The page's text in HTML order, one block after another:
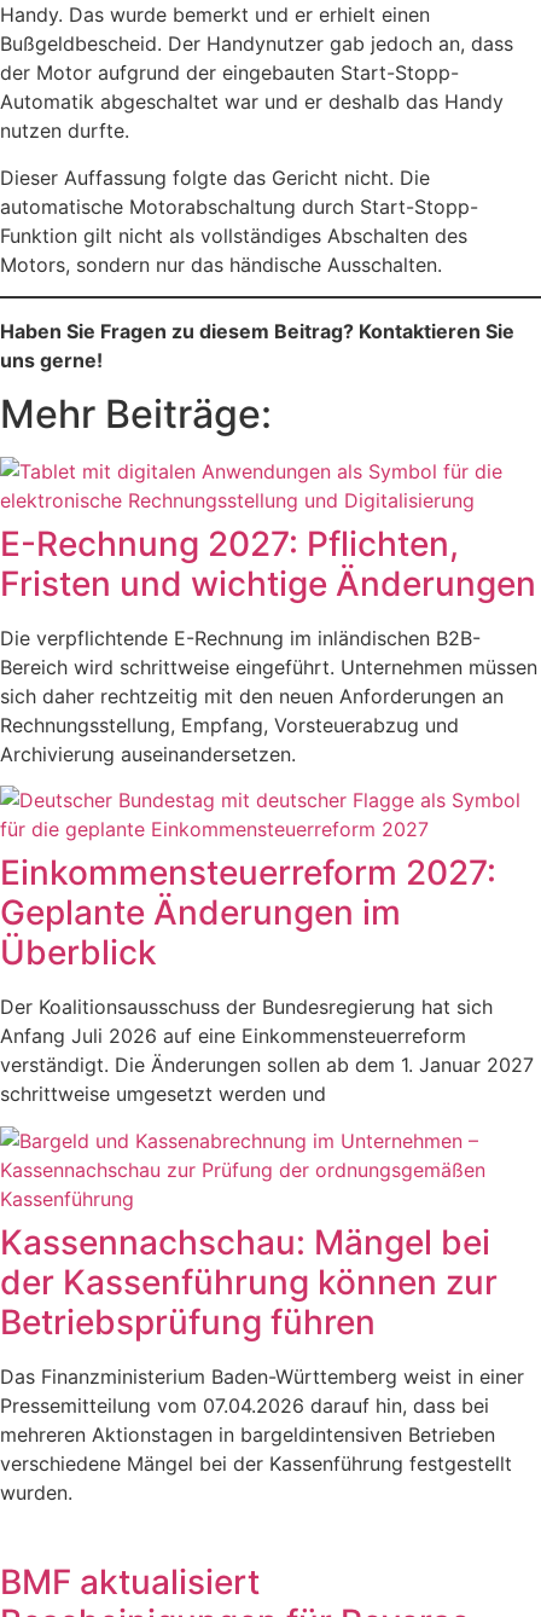
Handy. Das wurde bemerkt und er erhielt einen
Bußgeldbescheid. Der Handynutzer gab jedoch an, dass
der Motor aufgrund der eingebauten Start-Stopp-
Automatik abgeschaltet war und er deshalb das Handy
nutzen durfte.
Dieser Auffassung folgte das Gericht nicht. Die
automatische Motorabschaltung durch Start-Stopp-
Funktion gilt nicht als vollständiges Abschalten des
Motors, sondern nur das händische Ausschalten.
Haben Sie Fragen zu diesem Beitrag? Kontaktieren Sie
uns gerne!
Mehr Beiträge:
E-Rechnung 2027: Pflichten,
Fristen und wichtige Änderungen
Die verpflichtende E-Rechnung im inländischen B2B-
Bereich wird schrittweise eingeführt. Unternehmen müssen
sich daher rechtzeitig mit den neuen Anforderungen an
Rechnungsstellung, Empfang, Vorsteuerabzug und
Archivierung auseinandersetzen.
Einkommensteuerreform 2027:
Geplante Änderungen im
Überblick
Der Koalitionsausschuss der Bundesregierung hat sich
Anfang Juli 2026 auf eine Einkommensteuerreform
verständigt. Die Änderungen sollen ab dem 1. Januar 2027
schrittweise umgesetzt werden und
Kassennachschau: Mängel bei
der Kassenführung können zur
Betriebsprüfung führen
Das Finanzministerium Baden-Württemberg weist in einer
Pressemitteilung vom 07.04.2026 darauf hin, dass bei
mehreren Aktionstagen in bargeldintensiven Betrieben
verschiedene Mängel bei der Kassenführung festgestellt
wurden.
BMF aktualisiert